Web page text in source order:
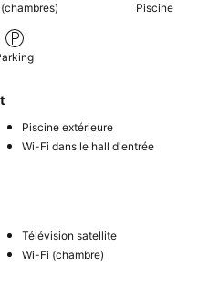
Piscine
Piscine extérieure
Wi-Fi dans le hall d'entrée
Télévision satellite
Wi-Fi (chambre)